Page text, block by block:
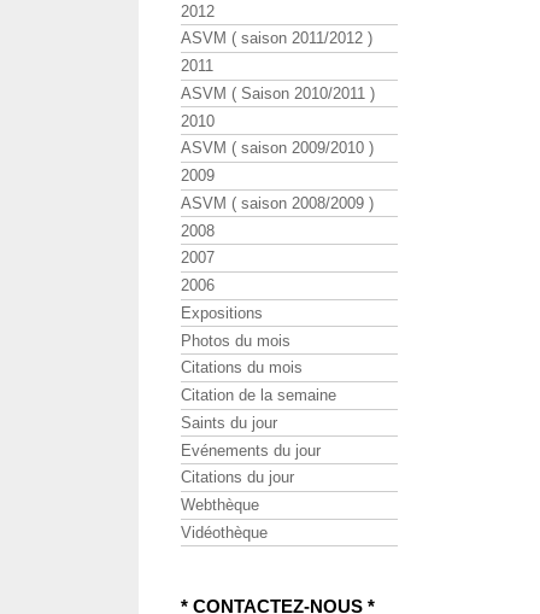
2012
ASVM ( saison 2011/2012 )
2011
ASVM ( Saison 2010/2011 )
2010
ASVM ( saison 2009/2010 )
2009
ASVM ( saison 2008/2009 )
2008
2007
2006
Expositions
Photos du mois
Citations du mois
Citation de la semaine
Saints du jour
Evénements du jour
Citations du jour
Webthèque
Vidéothèque
* CONTACTEZ-NOUS *